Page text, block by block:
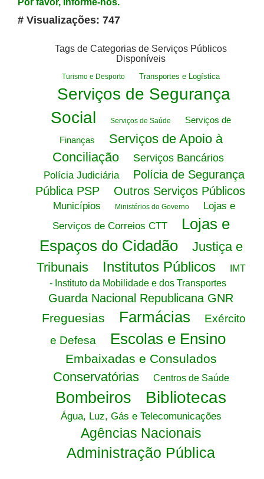
Por favor, informe-nos.
# Visualizações: 747
Tags de Categorias de Serviços Públicos
Disponíveis
Turismo e Desporto Transportes e Logística
Serviços de Segurança
Social
Serviços de Saúde
Serviços de
Finanças
Serviços de Apoio à
Conciliação
Serviços Bancários
Polícia Judiciária
Polícia de Segurança
Pública PSP
Outros Serviços Públicos
Municípios Ministérios do Governo
Lojas e
Serviços de Correios CTT
Lojas e
Espaços do Cidadão
Justiça e
Tribunais
Institutos Públicos
IMT
- Instituto da Mobilidade e dos Transportes
Guarda Nacional Republicana GNR
Freguesias Farmácias
Exército
e Defesa
Escolas e Ensino
Embaixadas e Consulados
Conservatórias Centros de Saúde
Bombeiros Bibliotecas
Água, Luz, Gás e Telecomunicações
Agências Nacionais
Administração Pública